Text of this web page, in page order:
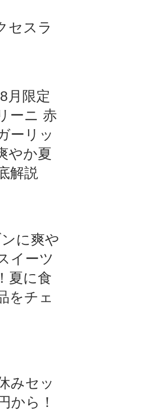
セスラ
月限定
ーニ 赤
ーリッ
やか夏
解説
に爽や
イーツ
夏に食
をチェ
みセッ
から！